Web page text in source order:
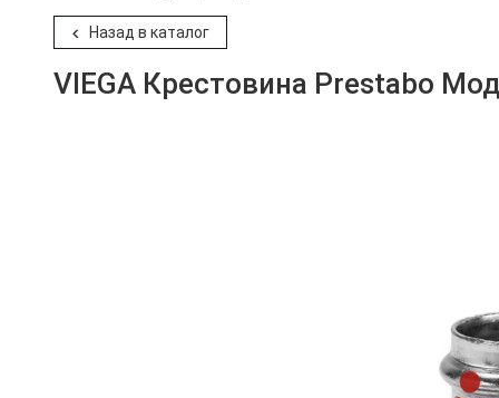
Назад в каталог
VIEGA Крестовина Prestabo